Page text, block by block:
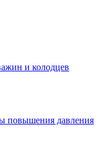
и колодцев
повышения давления